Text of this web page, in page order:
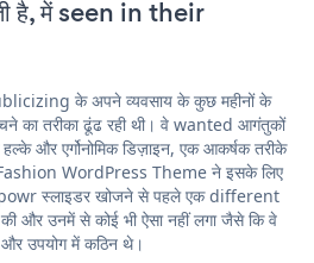
है, में seen in their
के अपने व्यवसाय के कुछ महीनों के
का तरीका ढूंढ रही थी। वे wanted आगंतुकों
और एर्गोनोमिक डिज़ाइन, एक आकर्षक तरीके
WordPress Theme ने इसके लिए
powr स्लाइडर खोजने से पहले एक different
और उनमें से कोई भी ऐसा नहीं लगा जैसे कि वे
उपयोग में कठिन थे।